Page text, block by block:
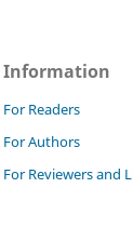
Information
For Readers
For Authors
For Reviewers and